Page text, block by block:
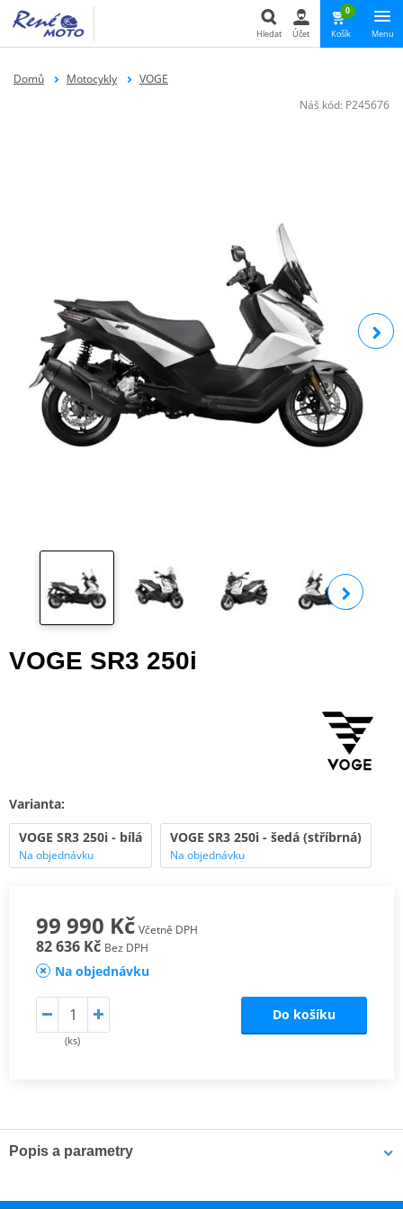
Hledat Účet
0
Košík Menu
Domů Motocykly
VOGE
Náš kód: P245676
VOGE SR3 250i
Varianta:
VOGE SR3 250i - bílá
Na objednávku
VOGE SR3 250i - šedá (stříbrná)
Na objednávku
99 990 Kč Včetně DPH
82 636 Kč Bez DPH
Na objednávku
(ks)
Do košíku
Popis a parametry
SR 1 ti nestačí a SR 4 je na tebe moc velký? Co takhle SR 3? Ano,